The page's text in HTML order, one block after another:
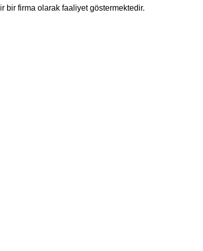
bir firma olarak faaliyet göstermektedir.